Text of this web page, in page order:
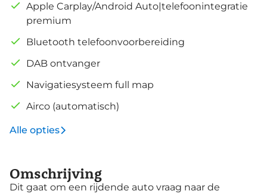
Apple Carplay/Android Auto|telefoonintegratie
premium
Bluetooth telefoonvoorbereiding
DAB ontvanger
Navigatiesysteem full map
Airco (automatisch)
Alle opties
Omschrijving
Dit gaat om een rijdende auto vraag naar de